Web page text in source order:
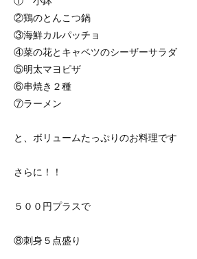
②鶏のとんこつ鍋
③海鮮カルパッチョ
④菜の花とキャベツのシーザーサラダ
⑤明太マヨピザ
⑥串焼き２種
⑦ラーメン
と、ボリュームたっぷりのお料理です
さらに！！
５００円プラスで
⑧刺身５点盛り